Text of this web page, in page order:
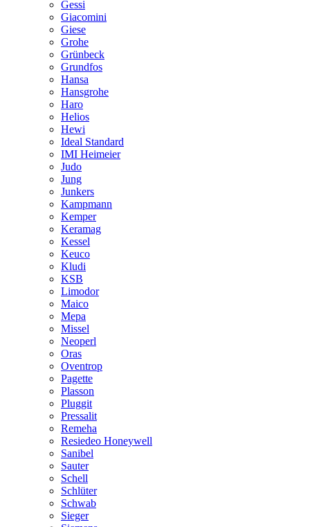
Gessi
Giacomini
Giese
Grohe
Grünbeck
Grundfos
Hansa
Hansgrohe
Haro
Helios
Hewi
Ideal Standard
IMI Heimeier
Judo
Jung
Junkers
Kampmann
Kemper
Keramag
Kessel
Keuco
Kludi
KSB
Limodor
Maico
Mepa
Missel
Neoperl
Oras
Oventrop
Pagette
Plasson
Pluggit
Pressalit
Remeha
Resiedeo Honeywell
Sanibel
Sauter
Schell
Schlüter
Schwab
Sieger